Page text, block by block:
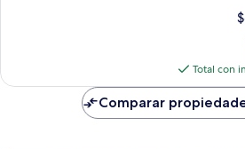
Total con
Comparar